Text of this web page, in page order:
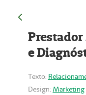
e
Texto:
Design: Marketing